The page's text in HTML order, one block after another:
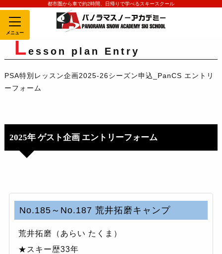
都市圏から車で約2時間、日帰りで学べるスキースクール
MENU
Lesson plan Entry
PSA特別レッスン企画2025-26シーズン申込_PanCS エントリ
ーフォーム
2025年 ゲスト企画 エントリーフォーム
No.185～No.187 荒井拓磨キャンプ
荒井拓磨（あらい たくま）
★スキー歴33年